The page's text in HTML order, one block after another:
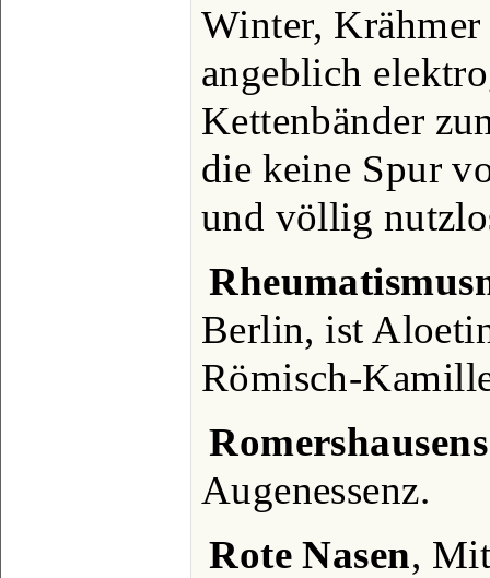
Winter,
angeblich
Kettenbänder
die keine Spur
und völlig
Berlin, ist
Römisch-
Augenessenz.
Rote Nasen,